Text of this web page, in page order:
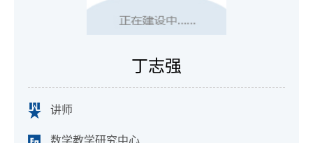
丁志强
讲师
数学教学研究中心